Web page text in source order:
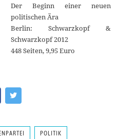
Der Beginn einer neuen
politischen Ära
Berlin: Schwarzkopf &
Schwarzkopf 2012
448 Seiten, 9,95 Euro
POLITIK